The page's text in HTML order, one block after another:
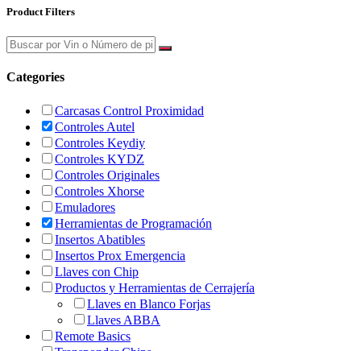
Product Filters
Categories
Carcasas Control Proximidad
Controles Autel
Controles Keydiy
Controles KYDZ
Controles Originales
Controles Xhorse
Emuladores
Herramientas de Programación
Insertos Abatibles
Insertos Prox Emergencia
Llaves con Chip
Productos y Herramientas de Cerrajería
Llaves en Blanco Forjas
Llaves ABBA
Remote Basics